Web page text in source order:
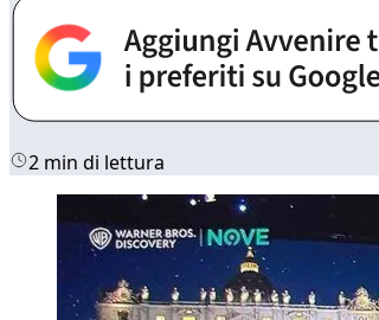
2 min di lettura